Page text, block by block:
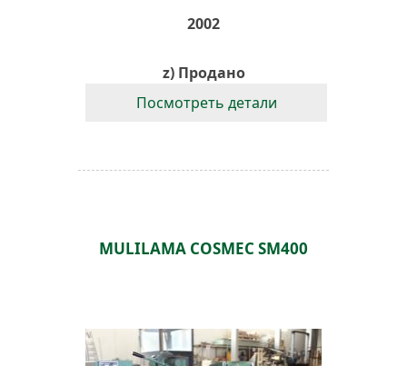
2002
z) Продано
Посмотреть детали
MULILAMA COSMEC SM400